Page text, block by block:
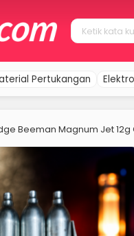
Pertukangan
Beeman Magnum Jet